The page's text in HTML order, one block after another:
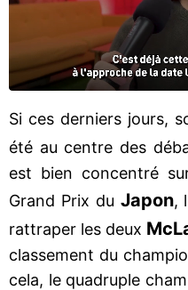
Si ces derniers jours,
été au centre des
est bien concentré
Grand Prix du Japon,
rattraper les deux
classement du
cela, le quadruple